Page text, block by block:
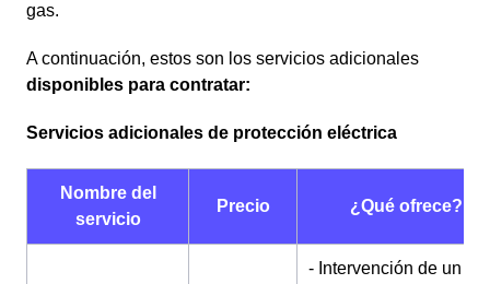
gas.
A continuación, estos son los servicios adicionales
disponibles para contratar:
Servicios adicionales de protección eléctrica
Nombre del
servicio
Precio ¿Qué ofrece?
- Intervención de un